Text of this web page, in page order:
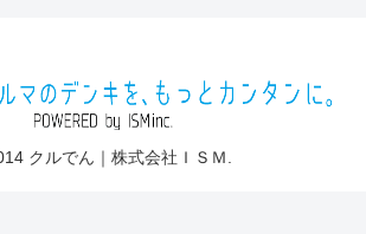
クルでん｜株式会社ＩＳＭ.